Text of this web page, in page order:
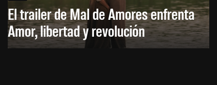
El trailer de Mal de Amores enfrenta
Amor, libertad y revolución